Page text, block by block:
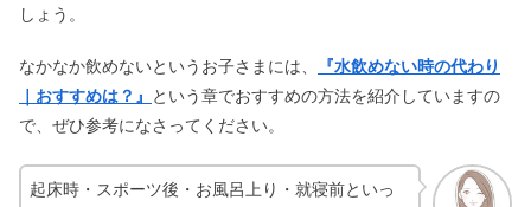
しょう。
なかなか飲めないというお子さまには、
『水飲めない時の代わり
｜おすすめは？』
という章でおすすめの方法を紹介していますの
で、ぜひ参考になさってください。
起床時・スポーツ後・お風呂上り・就寝前といっ